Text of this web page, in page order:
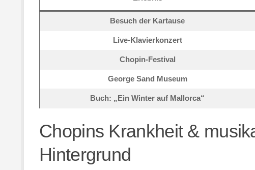
Besuch der Kartause
Live-Klavierkonzert
Chopin-Festival
George Sand Museum
Buch: „Ein Winter auf Mallorca“
Chopins Krankheit &
Hintergrund